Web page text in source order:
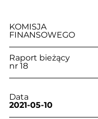
KOMISJA
FINANSOWEGO
Raport
nr 18
2021-05-10